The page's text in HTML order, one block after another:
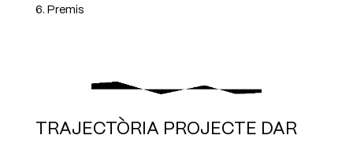
Premis
TRAJECTÒRIA PROJECTE DAR